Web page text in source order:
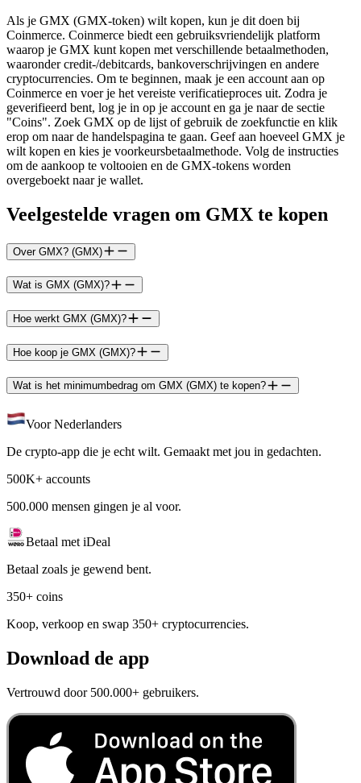
Als je GMX (GMX-token) wilt kopen, kun je dit doen bij
Coinmerce. Coinmerce biedt een gebruiksvriendelijk platform
waarop je GMX kunt kopen met verschillende betaalmethoden,
waaronder credit-/debitcards, bankoverschrijvingen en andere
cryptocurrencies. Om te beginnen, maak je een account aan op
Coinmerce en voer je het vereiste verificatieproces uit. Zodra je
geverifieerd bent, log je in op je account en ga je naar de sectie
"Coins". Zoek GMX op de lijst of gebruik de zoekfunctie en klik
erop om naar de handelspagina te gaan. Geef aan hoeveel GMX je
wilt kopen en kies je voorkeursbetaalmethode. Volg de instructies
om de aankoop te voltooien en de GMX-tokens worden
overgeboekt naar je wallet.
Veelgestelde vragen om GMX te kopen
Over GMX? (GMX)
Wat is GMX (GMX)?
Hoe werkt GMX (GMX)?
Hoe koop je GMX (GMX)?
Wat is het minimumbedrag om GMX (GMX) te kopen?
Voor Nederlanders
De crypto-app die je echt wilt. Gemaakt met jou in gedachten.
500K+ accounts
500.000 mensen gingen je al voor.
Betaal met iDeal
Betaal zoals je gewend bent.
350+ coins
Koop, verkoop en swap 350+ cryptocurrencies.
Download de app
Vertrouwd door 500.000+ gebruikers.